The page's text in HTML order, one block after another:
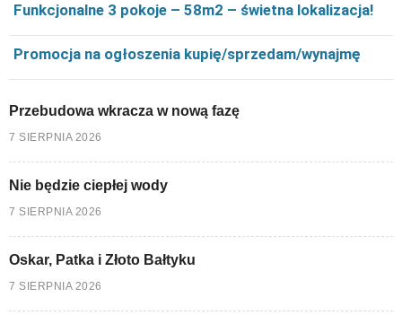
Funkcjonalne 3 pokoje – 58m2 – świetna lokalizacja!
Promocja na ogłoszenia kupię/sprzedam/wynajmę
Przebudowa wkracza w nową fazę
7 SIERPNIA 2026
Nie będzie ciepłej wody
7 SIERPNIA 2026
Oskar, Patka i Złoto Bałtyku
7 SIERPNIA 2026